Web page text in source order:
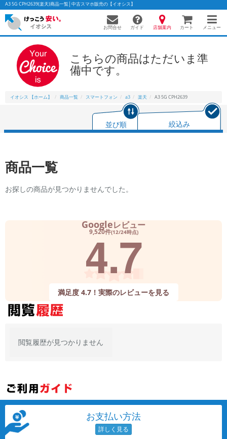
A3 5G CPH2639(楽天)商品一覧│中古スマホ販売の【イオシス】
お問合せ ガイド 店舗案内 カート メニュー
こちらの商品はただいま準
備中です。
イオシス 【ホーム】 商品一覧 スマートフォン a3 楽天 A3 5G CPH2639
並び順 絞込み
商品一覧
お探しの商品が見つかりませんでした。
Googleレビュー
9,520件(12/24時点)
4.7
満足度 4.7！実際のレビューを見る
閲覧履歴が見つかりません
お支払い方法
かんたんパソコン検索に切り替える
カテゴリー
「スマートフォン」「タブレット」など
商品シリーズ名・ブランド名の絞り込み。
「iPhone」「Xperia」「Galaxy」など
商品の搭載機能による絞り込み
「5G対応」「防水」「ワンセグ」など
CPU
CPUの絞り込み
OS
OSの絞り込み